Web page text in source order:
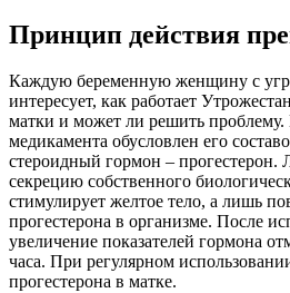
Принцип действия
Каждую беременную женщину с
интересует, как работает
матки и может ли решить
медикамента обусловлен его
стероидный гормон – прогестерон.
секрецию собственного
стимулирует желтое тело, а лишь
прогестерона в организме. После
увеличение показателей гормона
часа. При регулярном
прогестерона в матке.